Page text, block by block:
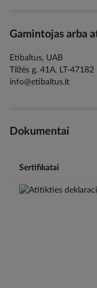
Gamintojas arba
Etibaltus, UAB
Tilžės g. 41A, LT-
info@etibaltus.lt
Dokumentai
Sertifikatai